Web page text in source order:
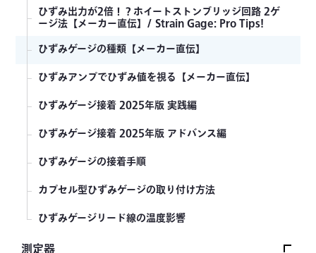
ひずみ出力が2倍！？ホイートストンブリッジ回路 2ゲ
ージ法【メーカー直伝】/ Strain Gage: Pro Tips!
ひずみゲージの種類【メーカー直伝】
ひずみアンプでひずみ値を視る【メーカー直伝】
ひずみゲージ接着 2025年版 実践編
ひずみゲージ接着 2025年版 アドバンス編
ひずみゲージの接着手順
カプセル型ひずみゲージの取り付け方法
ひずみゲージリード線の温度影響